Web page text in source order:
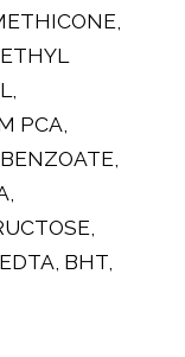
PCA,
BHT,